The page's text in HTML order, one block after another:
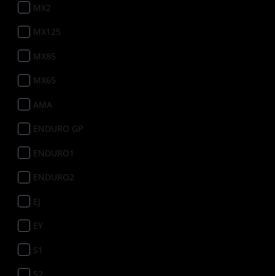
MX2
MX125
MX85
MX65
AMA
ENDURO GP
ENDURO1
ENDURO2
EJ
EY
S1